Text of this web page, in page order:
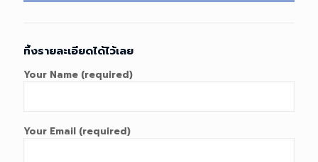
ทิ้งรายละเอียดได้ไว้เลย
Your Name (required)
Your Email (required)